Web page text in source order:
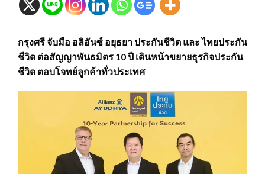
กรุงศรี จับมือ อลิอันซ์ อยุธยา ประกันชีวิต และ ไทยประกัน
ชีวิต ต่อสัญญาพันธมิตร 10 ปี เดินหน้าขยายธุรกิจประกัน
ชีวิต ตอบโจทย์ลูกค้าทั่วประเทศ